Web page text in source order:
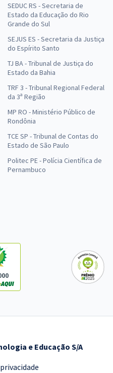
SEDUC RS - Secretaria de
Estado da Educação do Rio
Grande do Sul
SEJUS ES - Secretaria da Justiça
do Espírito Santo
TJ BA - Tribunal de Justiça do
Estado da Bahia
TRF 3 - Tribunal Regional Federal
da 3ª Região
MP RO - Ministério Público de
Rondônia
TCE SP - Tribunal de Contas do
Estado de São Paulo
Politec PE - Polícia Científica de
Pernambuco
e Educação S/A